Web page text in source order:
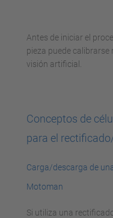
Antes de iniciar el
pieza puede
visión artificial.
Conceptos de
para el
Carga/descarga de
Motoman
Si utiliza una